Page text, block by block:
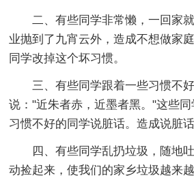
二、有些同学非常懒，一回家
业抛到了九宵云外，造成不想做家
同学改掉这个坏习惯。
三、有些同学跟着一些习惯不
说："近朱者赤，近墨者黑。"这些
习惯不好的同学说脏话。造成说脏
四、有些同学乱扔垃圾，随地
动捡起来，使我们的家乡垃圾越来